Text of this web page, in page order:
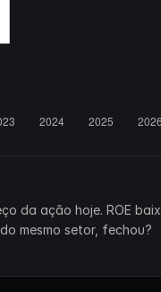
da ação hoje. ROE
mesmo setor, fechou?